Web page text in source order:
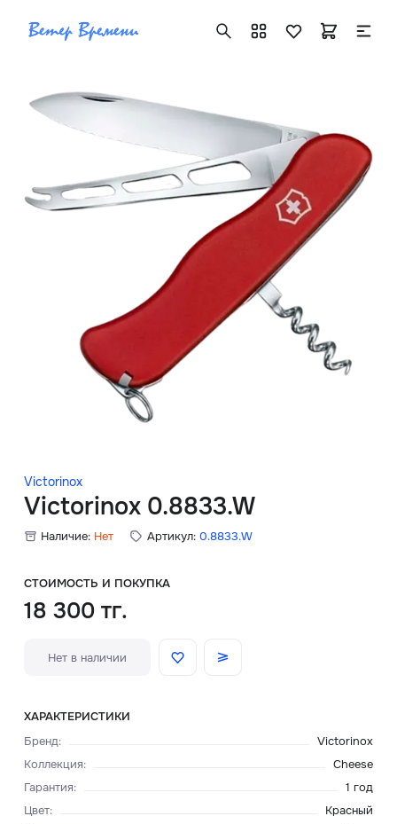
Victorinox
Victorinox 0.8833.W
Наличие: Нет Артикул: 0.8833.W
СТОИМОСТЬ И ПОКУПКА
18 300 тг.
Нет в наличии
ХАРАКТЕРИСТИКИ
Бренд:
Victorinox
Коллекция:
Cheese
Гарантия:
1 год
Цвет:
Красный
+7 ( 705 ) 181-42-50
info@vetervremeni.kz
Авторизация
Каталог
Мужские часы
Женские часы
Главная
О нас